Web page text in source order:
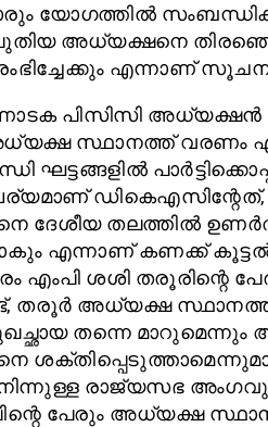
യോഗത്തിൽ
അധ്യക്ഷനെ
എന്നാണ്
പിസിസി അധ്യക്ഷൻ
സ്ഥാനത്ത് വരണം
ഘട്ടങ്ങളിൽ
ദേശീയ തലത്തിൽ
എന്നാണ് കണക്ക്
എംപി ശശി തരൂരിന്റെ
തരൂർ അധ്യക്ഷ
തന്നെ
രാജ്യസഭ
പേരും അധ്യക്ഷ